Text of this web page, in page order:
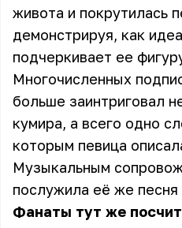
живота и покрутилась
демонстрируя, как
подчеркивает ее
Многочисленных
больше заинтриговал
кумира, а всего одно
которым певица
Музыкальным
послужила её же
Фанаты тут же